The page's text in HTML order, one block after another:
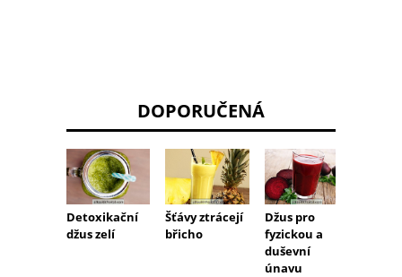
DOPORUČENÁ
Detoxikační
džus zelí
Šťávy ztrácejí
břicho
Džus pro
fyzickou a
duševní
únavu